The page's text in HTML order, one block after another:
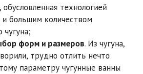
, обусловленная технологией
и большим количеством
чугуна;
форм и размеров. Из чугуна,
трудно отлить нечто
параметру чугунные ванны